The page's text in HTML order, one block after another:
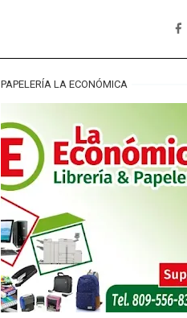
PAPELERÍA LA ECONÓMICA